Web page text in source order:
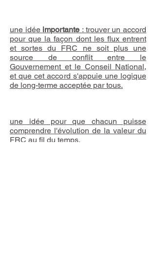
une idée importante : trouver un accord
pour que la façon dont les flux entrent
et sortes du FRC ne soit plus une
source de conflit entre le
Gouvernement et le Conseil National,
et que cet accord s'appuie une logique
de long-terme acceptée par tous.
une idée pour que chacun puisse
comprendre l'évolution de la valeur du
FRC au fil du temps.